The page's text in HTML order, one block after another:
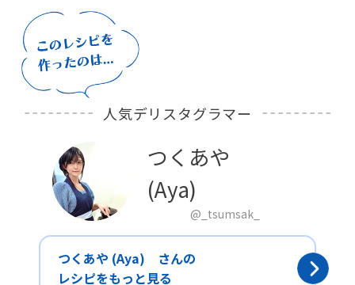
人気デリスタグラマー
つくあや
(Aya)
@_tsumsak_
つくあや (Aya) さんの
レシピをもっと見る